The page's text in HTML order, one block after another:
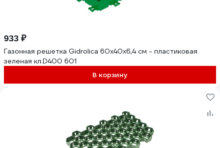
933 ₽
Газонная решетка Gidrolica 60х40х6,4 см - пластиковая
зеленая кл.D400 601
В корзину